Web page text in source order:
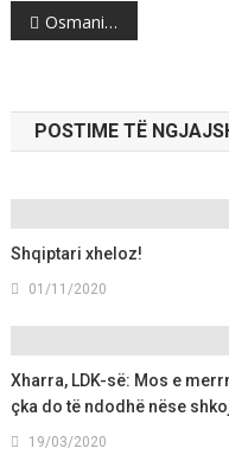
Post
navigation
Osmani në Bruksel: Eurointegrimet, temë kryesore e takimeve
POSTIME TË
Shqiptari xheloz!
01/11/2020
Xharra, LDK-së: Mos e
çka do të ndodhë nëse
19/03/2020